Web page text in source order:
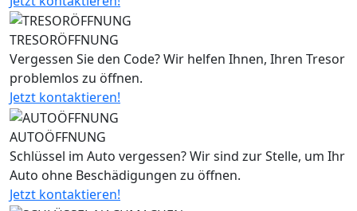
TRESORÖFFNUNG
Vergessen Sie den Code? Wir helfen Ihnen, Ihren Tresor
problemlos zu öffnen.
Jetzt kontaktieren!
AUTOÖFFNUNG
Schlüssel im Auto vergessen? Wir sind zur Stelle, um Ihr
Auto ohne Beschädigungen zu öffnen.
Jetzt kontaktieren!